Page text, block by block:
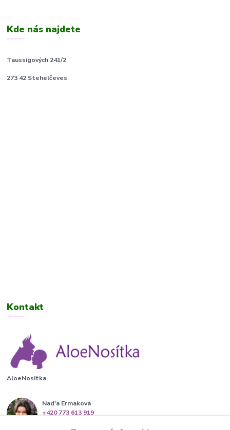
Kde nás najdete
Taussigových 241/2
273 42 Stehelčeves
Kontakt
AloeNositka
Nad'a Ermakova
+420 773 613 919